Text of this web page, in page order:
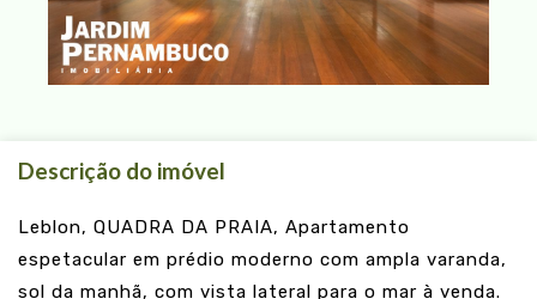
Descrição do imóvel
Leblon, QUADRA DA PRAIA, Apartamento
espetacular em prédio moderno com ampla varanda,
sol da manhã, com vista lateral para o mar à venda.